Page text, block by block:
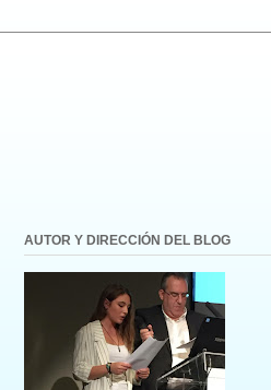
AUTOR Y DIRECCIÓN DEL BLOG